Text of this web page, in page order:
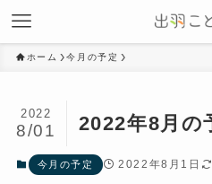
ホーム 今月の予定
2022年8月の
2022
8/01
今月の予定 2022年8月1日